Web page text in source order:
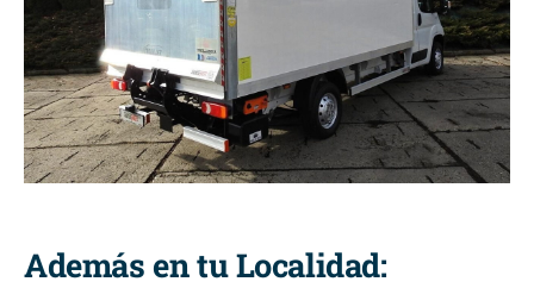
Además en tu Localidad: